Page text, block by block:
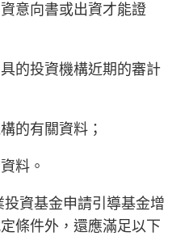
意向書或出資才能證
的投資機構近期的審計
的有關資料；
料。
資基金申請引導基金增
條件外，還應滿足以下